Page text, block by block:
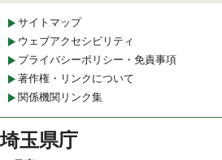
サイトマップ
ウェブアクセシビリティ
プライバシーポリシー・免責事項
著作権・リンクについて
関係機関リンク集
埼玉県庁